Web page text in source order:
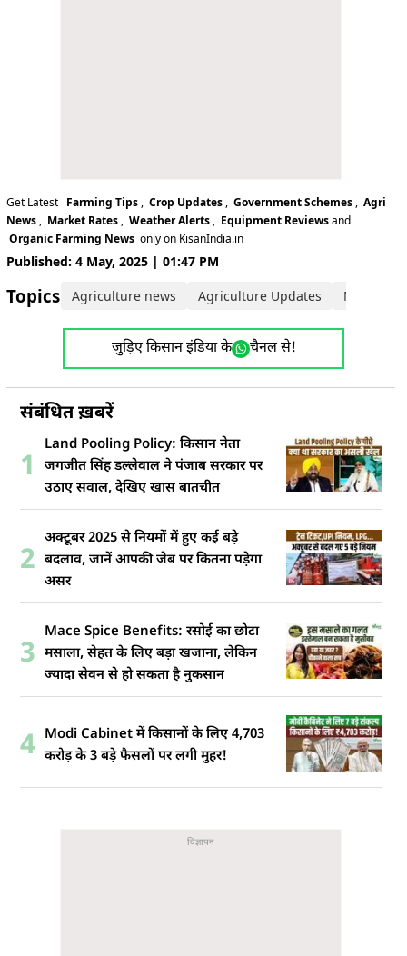
Get Latest Farming Tips , Crop Updates , Government Schemes , Agri
News , Market Rates , Weather Alerts , Equipment Reviewsand
Organic Farming News only on KisanIndia.in
Published: 4 May, 2025 | 01:47 PM
Topics: Agriculture news Agriculture Updates
जुड़िए किसान इंडिया के चैनल से!
संबंधित ख़बरें
1
Land Pooling Policy: किसान नेता
जगजीत सिंह डल्लेवाल ने पंजाब सरकार पर
उठाए सवाल, देखिए खास बातचीत
2
अक्टूबर 2025 से नियमों में हुए कई बड़े
बदलाव, जानें आपकी जेब पर कितना पड़ेगा
असर
3
Mace Spice Benefits: रसोई का छोटा
मसाला, सेहत के लिए बड़ा खजाना, लेकिन
ज्यादा सेवन से हो सकता है नुकसान
4 Modi Cabinet में किसानों के लिए 4,703
करोड़ के 3 बड़े फैसलों पर लगी मुहर!